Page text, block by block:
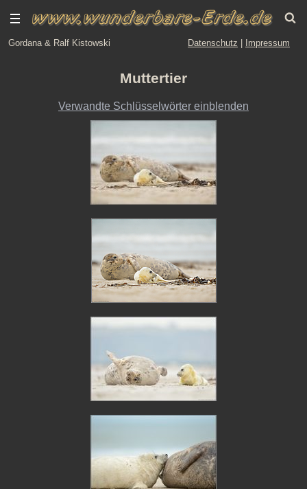
Gordana & Ralf Kistowski Datenschutz Impressum
Muttertier
Verwandte Schlüsselwörter einblenden